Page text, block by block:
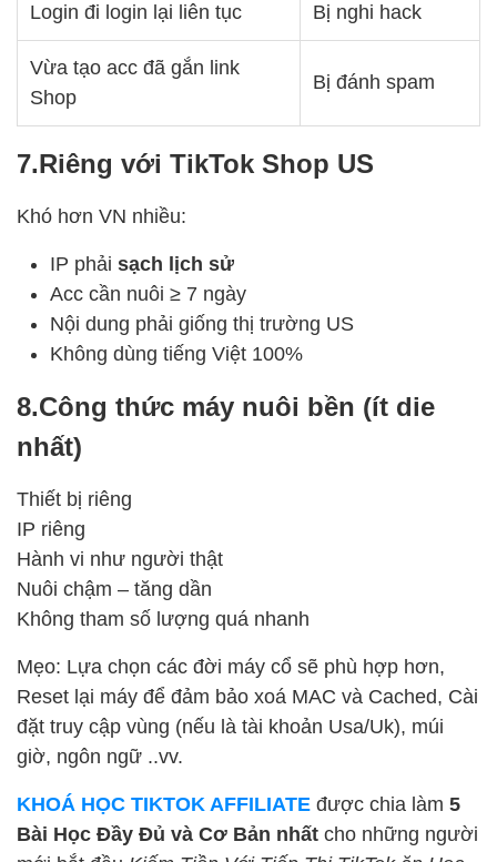
Login đi login lại liên tục Bị nghi hack
Vừa tạo acc đã gắn link
Shop
Bị đánh spam
7.Riêng với TikTok Shop US
Khó hơn VN nhiều:
IP phải sạch lịch sử
Acc cần nuôi ≥ 7 ngày
Nội dung phải giống thị trường US
Không dùng tiếng Việt 100%
8.Công thức máy nuôi bền (ít die
nhất)
Thiết bị riêng
IP riêng
Hành vi như người thật
Nuôi chậm – tăng dần
Không tham số lượng quá nhanh
Mẹo: Lựa chọn các đời máy cổ sẽ phù hợp hơn,
Reset lại máy để đảm bảo xoá MAC và Cached, Cài
đặt truy cập vùng (nếu là tài khoản Usa/Uk), múi
giờ, ngôn ngữ ..vv.
KHOÁ HỌC TIKTOK AFFILIATE được chia làm 5
Bài Học Đầy Đủ và Cơ Bản nhất cho những người